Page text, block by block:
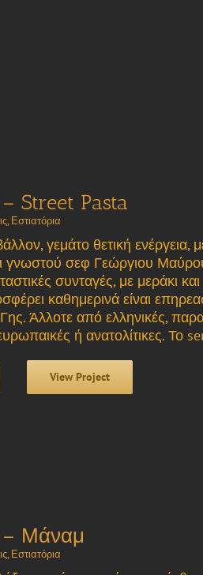
– Street Pasta
, Εστιατόρια
γεμάτο θετική ενέργεια,
γνωστού σεφ Γεώργιου
συνταγές, με μεράκι
καθημερινά είναι
Άλλοτε από ελληνικές,
ή ανατολίτικες. Το
View Project
– Μάναμ
, Εστιατόρια